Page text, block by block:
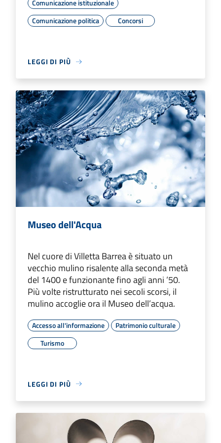
Comunicazione istituzionale
Comunicazione politica
Concorsi
LEGGI DI PIÙ
Museo dell'Acqua
Nel cuore di Villetta Barrea è situato un
vecchio mulino risalente alla seconda metà
del 1400 e funzionante fino agli anni ’50.
Più volte ristrutturato nei secoli scorsi, il
mulino accoglie ora il Museo dell’acqua.
Accesso all'informazione
Patrimonio culturale
Turismo
LEGGI DI PIÙ